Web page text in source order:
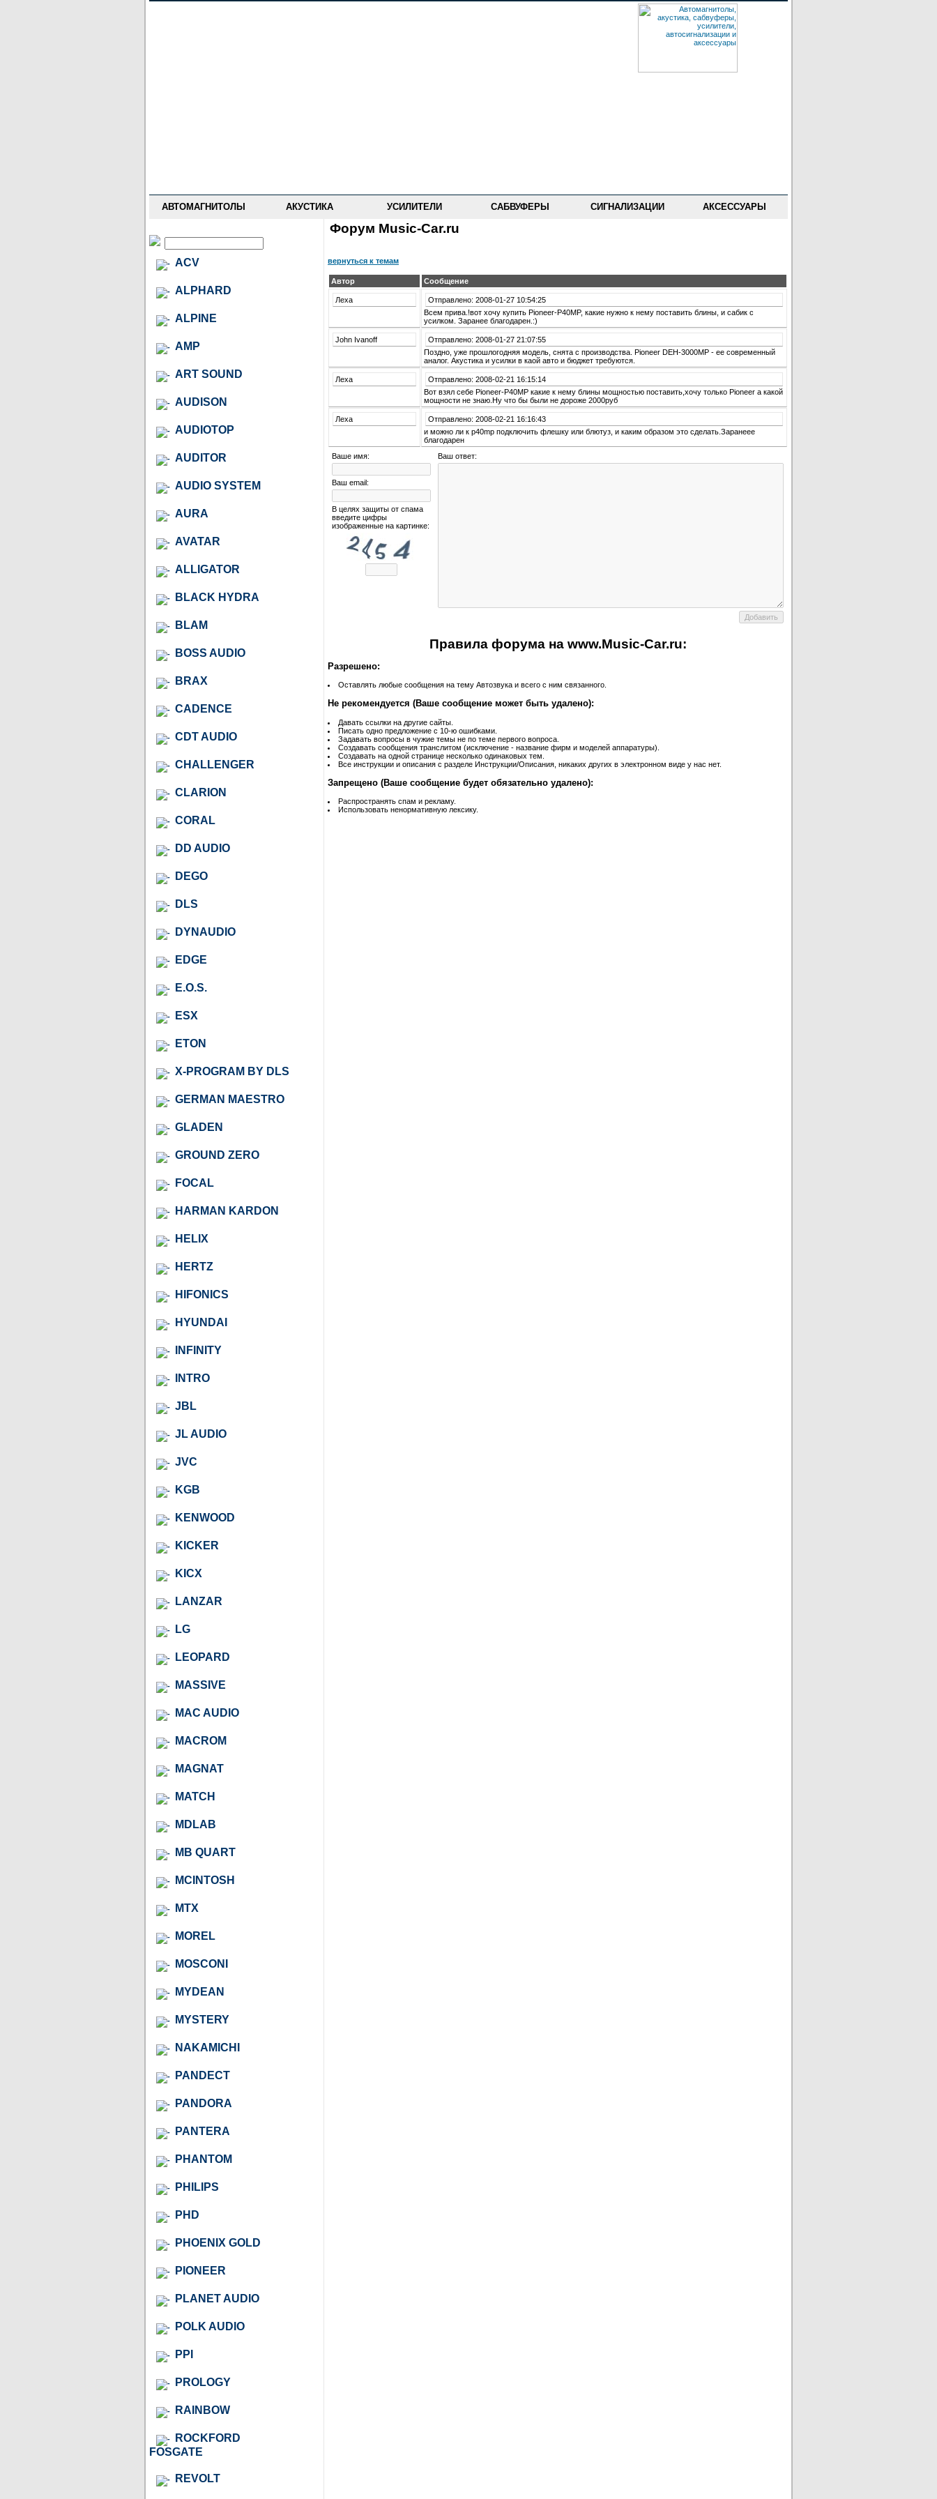
АВТОМАГНИТОЛЫ АКУСТИКА УСИЛИТЕЛИ САБВУФЕРЫ СИГНАЛИЗАЦИИ АКСЕССУАРЫ
ACV
ALPHARD
ALPINE
AMP
ART SOUND
AUDISON
AUDIOTOP
AUDITOR
AUDIO SYSTEM
AURA
AVATAR
ALLIGATOR
BLACK HYDRA
BLAM
BOSS AUDIO
BRAX
CADENCE
CDT AUDIO
CHALLENGER
CLARION
CORAL
DD AUDIO
DEGO
DLS
DYNAUDIO
EDGE
E.O.S.
ESX
ETON
X-PROGRAM BY DLS
GERMAN MAESTRO
GLADEN
GROUND ZERO
FOCAL
HARMAN KARDON
HELIX
HERTZ
HIFONICS
HYUNDAI
INFINITY
INTRO
JBL
JL AUDIO
JVC
KGB
KENWOOD
KICKER
KICX
LANZAR
LG
LEOPARD
MASSIVE
MAC AUDIO
MACROM
MAGNAT
MATCH
MDLAB
MB QUART
MCINTOSH
MTX
MOREL
MOSCONI
MYDEAN
MYSTERY
NAKAMICHI
PANDECT
PANDORA
PANTERA
PHANTOM
PHILIPS
PHD
PHOENIX GOLD
PIONEER
PLANET AUDIO
POLK AUDIO
PPI
PROLOGY
RAINBOW
ROCKFORD
FOSGATE
REVOLT
Форум Music-Car.ru
вернуться к темам
Автор Сообщение
Леха
Отправлено: 2008-01-27 10:54:25
Всем прива.!вот хочу купить Pioneer-P40MP, какие нужно к нему поставить блины, и сабик с
усилком. Заранее благодарен.:)
John Ivanoff
Отправлено: 2008-01-27 21:07:55
Поздно, уже прошлогодняя модель, снята с производства. Pioneer DEH-3000MP - ее современный
аналог. Акустика и усилки в каой авто и бюджет требуются.
Леха
Отправлено: 2008-02-21 16:15:14
Вот взял себе Pioneer-P40MP какие к нему блины мощностью поставить,хочу только Pioneer а какой
мощности не знаю.Ну что бы были не дороже 2000руб
Леха
Отправлено: 2008-02-21 16:16:43
и можно ли к p40mp подключить флешку или блютуз, и каким образом это сделать.Заранеее
благодарен
Ваше имя:
Ваш email:
В целях защиты от спама
введите цифры
изображенные на картинке:
Ваш ответ:
Правила форума на www.Music-Car.ru:
Разрешено:
Оставлять любые сообщения на тему Автозвука и всего с ним связанного.
Не рекомендуется (Ваше сообщение может быть удалено):
Давать ссылки на другие сайты.
Писать одно предложение с 10-ю ошибками.
Задавать вопросы в чужие темы не по теме первого вопроса.
Создавать сообщения транслитом (исключение - название фирм и моделей аппаратуры).
Создавать на одной странице несколько одинаковых тем.
Все инструкции и описания с разделе Инструкции/Описания, никаких других в электронном виде у нас нет.
Запрещено (Ваше сообщение будет обязательно удалено):
Распространять спам и рекламу.
Использовать ненормативную лексику.